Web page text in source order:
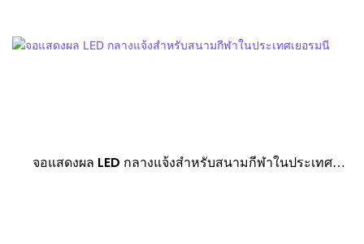
จอแสดงผล LED กลางแจ้งสำหรับสนามกีฬาในประเทศ